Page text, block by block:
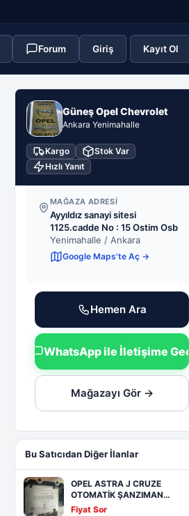
Forum Giriş Kayıt Ol
GO Güneş Opel Chevrolet
Ankara Yenimahalle
Kargo
Stok Var
Hızlı Yanıt
MAĞAZA ADRESI
Ayyıldız sanayi sitesi
1125.cadde No : 15 Ostim Osb
Yenimahalle / Ankara
Google Maps'te Aç →
Hemen Ara
WhatsApp ile İletişime Geç
Mağazayı Gör →
Bu Satıcıdan Diğer İlanlar
OPEL ASTRA J CRUZE
OTOMATİK ŞANZIMAN…
Fiyat Sor